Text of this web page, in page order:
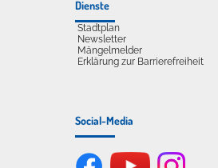
Dienste
Stadtplan
Newsletter
Mängelmelder
Erklärung zur Barrierefreiheit
Social-Media